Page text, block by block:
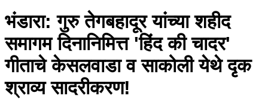
भंडारा: गुरु तेगबहादूर यांच्या शहीद
समागम दिनानिमित्त 'हिंद की चादर'
गीताचे केसलवाडा व साकोली येथे दृक
श्राव्य सादरीकरण!